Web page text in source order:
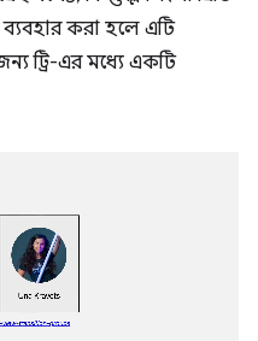
ব্যবহার করা হলে এটি
ট্রি-এর মধ্যে একটি